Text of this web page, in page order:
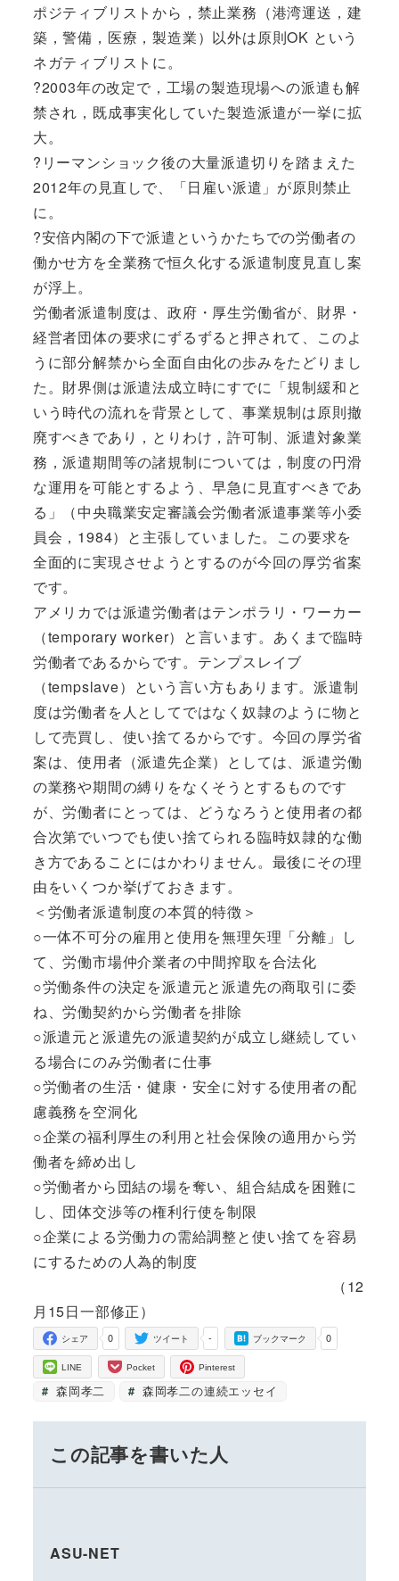
ポジティブリストから，禁止業務（港湾運送，建
築，警備，医療，製造業）以外は原則OK という
ネガティブリストに。
?2003年の改定で，工場の製造現場への派遣も解
禁され，既成事実化していた製造派遣が一挙に拡
大。
?リーマンショック後の大量派遣切りを踏まえた
2012年の見直しで、「日雇い派遣」が原則禁止
に。
?安倍内閣の下で派遣というかたちでの労働者の
働かせ方を全業務で恒久化する派遣制度見直し案
が浮上。
労働者派遣制度は、政府・厚生労働省が、財界・
経営者団体の要求にずるずると押されて、このよ
うに部分解禁から全面自由化の歩みをたどりまし
た。財界側は派遣法成立時にすでに「規制緩和と
いう時代の流れを背景として、事業規制は原則撤
廃すべきであり，とりわけ，許可制、派遣対象業
務，派遣期間等の諸規制については，制度の円滑
な運用を可能とするよう、早急に見直すべきであ
る」（中央職業安定審議会労働者派遣事業等小委
員会，1984）と主張していました。この要求を
全面的に実現させようとするのが今回の厚労省案
です。
アメリカでは派遣労働者はテンポラリ・ワーカー
（temporary worker）と言います。あくまで臨時
労働者であるからです。テンプスレイブ
（tempslave）という言い方もあります。派遣制
度は労働者を人としてではなく奴隷のように物と
して売買し、使い捨てるからです。今回の厚労省
案は、使用者（派遣先企業）としては、派遣労働
の業務や期間の縛りをなくそうとするものです
が、労働者にとっては、どうなろうと使用者の都
合次第でいつでも使い捨てられる臨時奴隷的な働
き方であることにはかわりません。最後にその理
由をいくつか挙げておきます。
＜労働者派遣制度の本質的特徴＞
○一体不可分の雇用と使用を無理矢理「分離」し
て、労働市場仲介業者の中間搾取を合法化
○労働条件の決定を派遣元と派遣先の商取引に委
ね、労働契約から労働者を排除
○派遣元と派遣先の派遣契約が成立し継続してい
る場合にのみ労働者に仕事
○労働者の生活・健康・安全に対する使用者の配
慮義務を空洞化
○企業の福利厚生の利用と社会保険の適用から労
働者を締め出し
○労働者から団結の場を奪い、組合結成を困難に
し、団体交渉等の権利行使を制限
○企業による労働力の需給調整と使い捨てを容易
にするための人為的制度
（12
月15日一部修正）
0
シェア -
ツイート 0
ブックマーク
LINE Pocket Pinterest
森岡孝二 森岡孝二の連続エッセイ
この記事を書いた人
ASU-NET